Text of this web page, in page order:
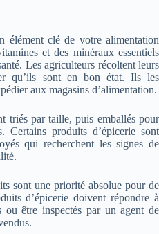
élément clé de votre alimentation
et des minéraux essentiels
Les agriculteurs récoltent leurs
qu’ils sont en bon état. Ils les
aux magasins d’alimentation.
triés par taille, puis emballés pour
Certains produits d’épicerie sont
qui recherchent les signes de
sont une priorité absolue pour de
d’épicerie doivent répondre à
ou être inspectés par un agent de